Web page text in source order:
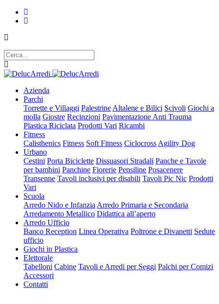
Azienda
Parchi
Torrette e Villaggi Palestrine Altalene e Bilici Scivoli Giochi a
molla Giostre Recinzioni Pavimentazione Anti Trauma
Plastica Riciclata Prodotti Vari Ricambi
Fitness
Calisthenics Fitness Soft Fitness Ciclocross Agility Dog
Urbano
Cestini Porta Biciclette Dissuasori Stradali Panche e Tavole
per bambini Panchine Fiorerie Pensiline Posacenere
Transenne Tavoli inclusivi per disabili Tavoli Pic Nic Prodotti
Vari
Scuola
Arredo Nido e Infanzia Arredo Primaria e Secondaria
Arredamento Metallico Didattica all’aperto
Arredo Ufficio
Banco Reception Linea Operativa Poltrone e Divanetti Sedute
ufficio
Giochi in Plastica
Elettorale
Tabelloni Cabine Tavoli e Arredi per Seggi Palchi per Comizi
Accessori
Contatti